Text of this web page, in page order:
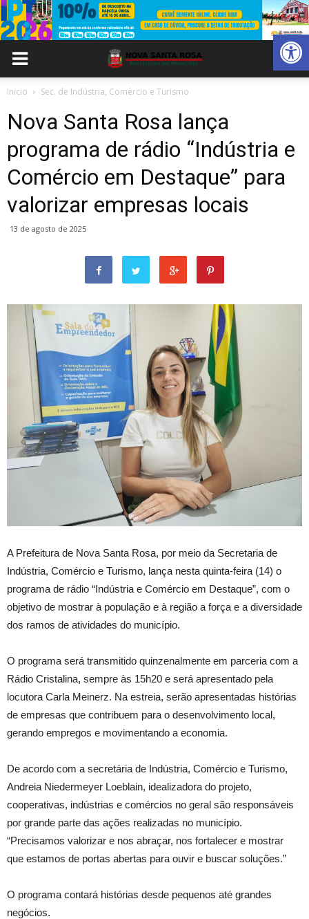
Abrir
Inicio Sec. de Indústria, Comércio e Turismo
Nova Santa Rosa lança
programa de rádio “Indústria e
Comércio em Destaque” para
valorizar empresas locais
13 de agosto de 2025
A Prefeitura de Nova Santa Rosa, por meio da Secretaria de
Indústria, Comércio e Turismo, lança nesta quinta-feira (14) o
programa de rádio “Indústria e Comércio em Destaque”, com o
objetivo de mostrar à população e à região a força e a diversidade
dos ramos de atividades do município.
O programa será transmitido quinzenalmente em parceria com a
Rádio Cristalina, sempre às 15h20 e será apresentado pela
locutora Carla Meinerz. Na estreia, serão apresentadas histórias
de empresas que contribuem para o desenvolvimento local,
gerando empregos e movimentando a economia.
De acordo com a secretária de Indústria, Comércio e Turismo,
Andreia Niedermeyer Loeblain, idealizadora do projeto,
cooperativas, indústrias e comércios no geral são responsáveis
por grande parte das ações realizadas no município.
“Precisamos valorizar e nos abraçar, nos fortalecer e mostrar
que estamos de portas abertas para ouvir e buscar soluções.”
O programa contará histórias desde pequenos até grandes
negócios.